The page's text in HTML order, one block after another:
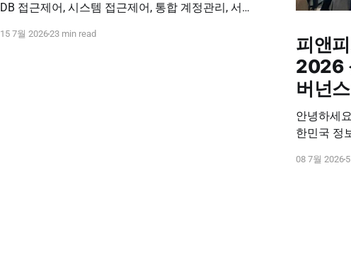
DB 접근제어, 시스템 접근제어, 통합 계정관리, 서버·
하나의 보안 체계에서 관리합니다. 통합 접근제어 문
15 7월 202623 min read
피앤
2026
버넌
안녕하세요, 피
한민국 정
여러분의
08 7월 2026